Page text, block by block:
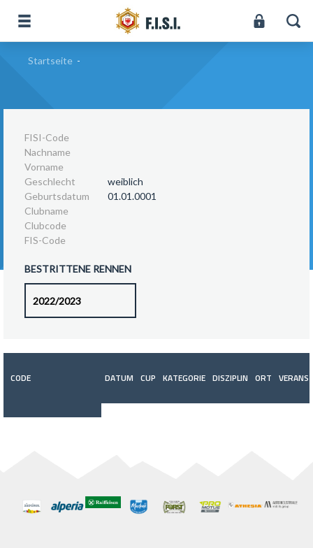
Startseite -
FISI-Code
Nachname
Vorname
Geschlecht
weiblich
Geburtsdatum
01.01.0001
Clubname
Clubcode
FIS-Code
BESTRITTENE RENNEN
CODE DATUM CUP KATEGORIE DISZIPLIN ORT